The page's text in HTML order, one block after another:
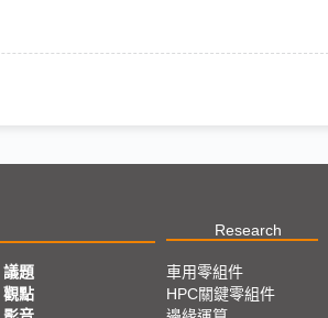
Research
議題
觀點
車用零組件
HPC關鍵零組件